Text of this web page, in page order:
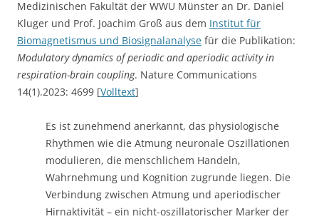
Medizinischen Fakultät der WWU Münster an Dr. Daniel
Kluger und Prof. Joachim Groß aus dem Institut für
Biomagnetismus und Biosignalanalyse für die Publikation:
Modulatory dynamics of periodic and aperiodic activity in
respiration-brain coupling. Nature Communications
14(1).2023: 4699 [Volltext]
Es ist zunehmend anerkannt, das physiologische
Rhythmen wie die Atmung neuronale Oszillationen
modulieren, die menschlichem Handeln,
Wahrnehmung und Kognition zugrunde liegen. Die
Verbindung zwischen Atmung und aperiodischer
Hirnaktivität – ein nicht-oszillatorischer Marker der